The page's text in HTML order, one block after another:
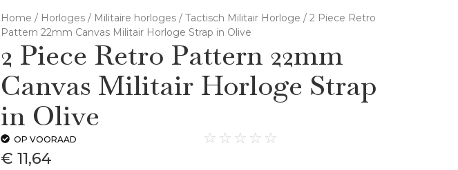
Home / Horloges / Militaire horloges / Tactisch Militair Horloge / 2 Piece Retro
Pattern 22mm Canvas Militair Horloge Strap in Olive
2 Piece Retro Pattern 22mm
Canvas Militair Horloge Strap
in Olive
OP VOORAAD ☆ ☆ ☆ ☆ ☆
€ 11,64